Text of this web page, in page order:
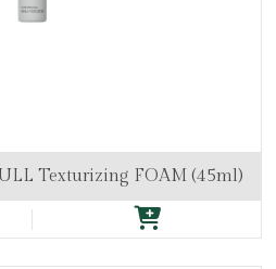
Texturizing FOAM (45ml)